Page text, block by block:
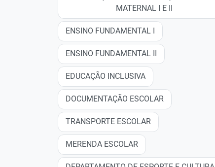
MATERNAL I E II
ENSINO FUNDAMENTAL I
ENSINO FUNDAMENTAL II
EDUCAÇÃO INCLUSIVA
DOCUMENTAÇÃO ESCOLAR
TRANSPORTE ESCOLAR
MERENDA ESCOLAR